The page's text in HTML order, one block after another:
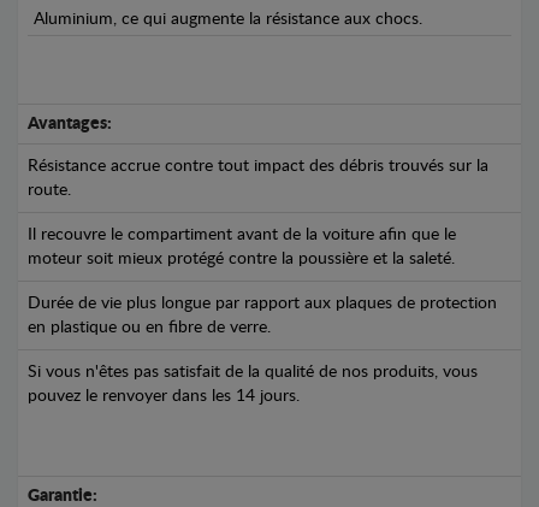
Aluminium, ce qui augmente la résistance aux chocs.
Avantages:
Résistance accrue contre tout impact des débris trouvés sur la
route.
Il recouvre le compartiment avant de la voiture afin que le
moteur soit mieux protégé contre la poussière et la saleté.
Durée de vie plus longue par rapport aux plaques de protection
en plastique ou en fibre de verre.
Si vous n'êtes pas satisfait de la qualité de nos produits, vous
pouvez le renvoyer dans les 14 jours.
Garantie: